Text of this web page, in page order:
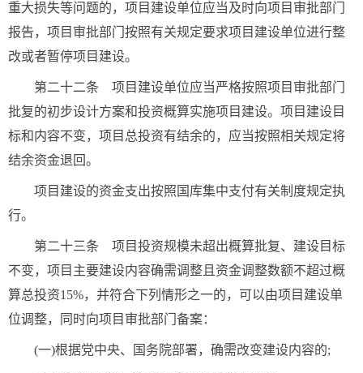
重大损失等问题的，项目建设单位应当及时向项目审批部门
报告，项目审批部门按照有关规定要求项目建设单位进行整
改或者暂停项目建设。
第二十二条 项目建设单位应当严格按照项目审批部门
批复的初步设计方案和投资概算实施项目建设。项目建设目
标和内容不变，项目总投资有结余的，应当按照相关规定将
结余资金退回。
项目建设的资金支出按照国库集中支付有关制度规定执
行。
第二十三条 项目投资规模未超出概算批复、建设目标
不变，项目主要建设内容确需调整且资金调整数额不超过概
算总投资15%，并符合下列情形之一的，可以由项目建设单
位调整，同时向项目审批部门备案：
(一)根据党中央、国务院部署，确需改变建设内容的;